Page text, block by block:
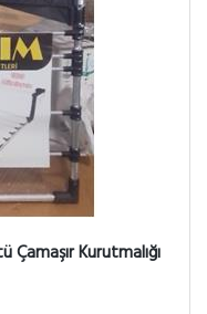
Çamaşır Kurutmalığı